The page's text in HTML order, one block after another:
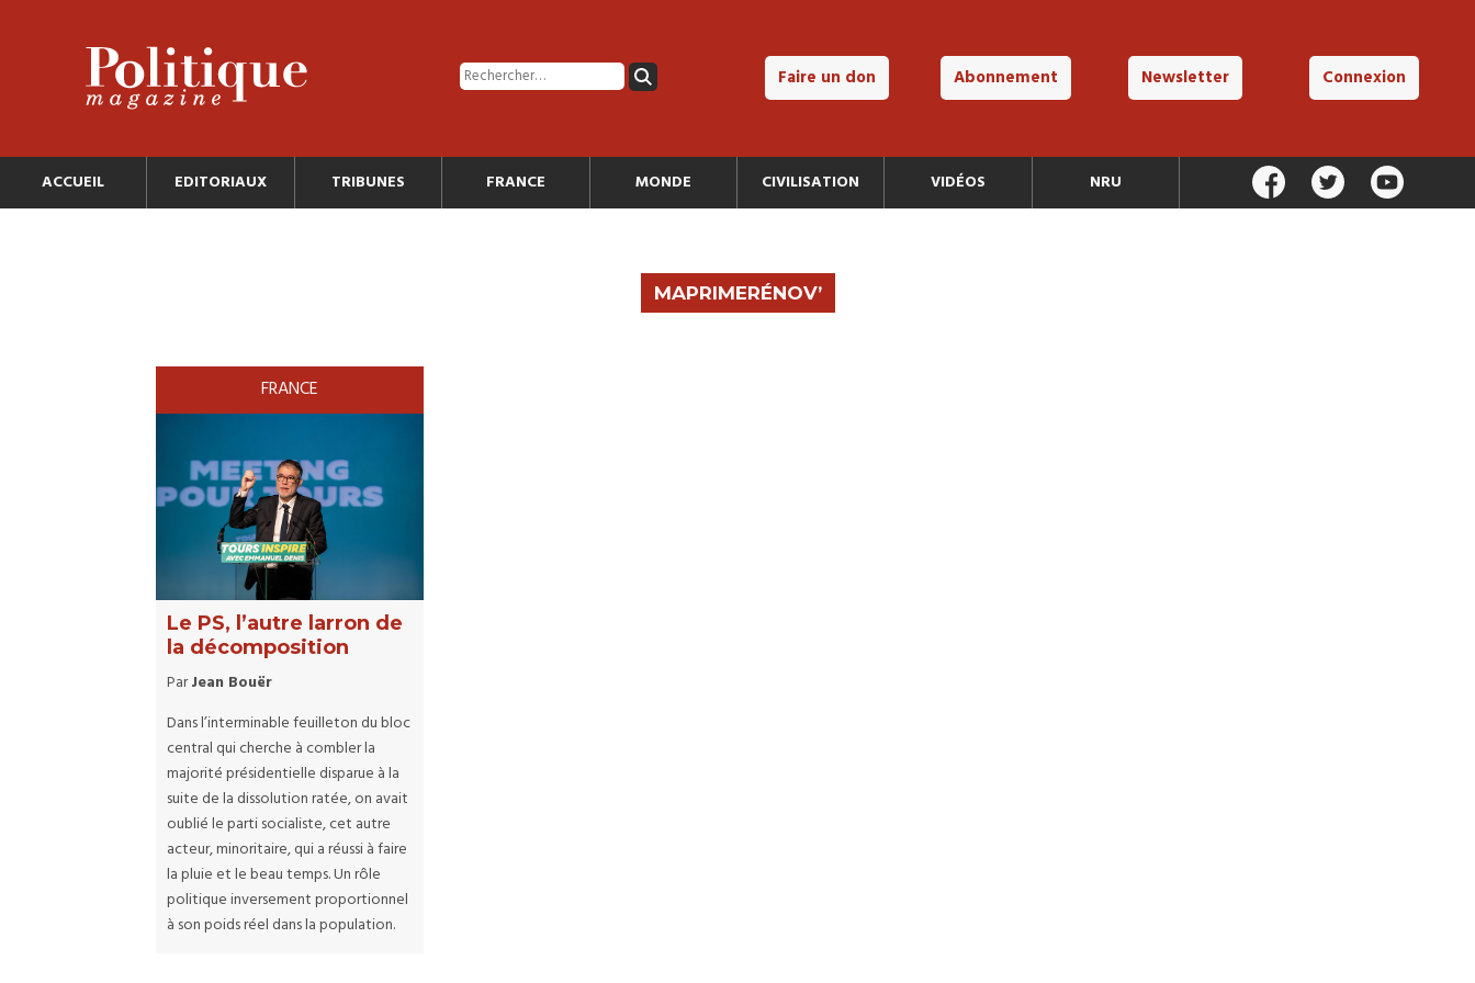
Faire un don Abonnement Newsletter Connexion
ACCUEIL EDITORIAUX TRIBUNES FRANCE MONDE CIVILISATION VIDÉOS NRU
MAPRIMERÉNOV’
FRANCE
Le PS, l’autre larron de
la décomposition
ParJean Bouër
Dans l’interminable feuilleton du bloc
central qui cherche à combler la
majorité présidentielle disparue à la
suite de la dissolution ratée, on avait
oublié le parti socialiste, cet autre
acteur, minoritaire, qui a réussi à faire
la pluie et le beau temps. Un rôle
politique inversement proportionnel
à son poids réel dans la population.